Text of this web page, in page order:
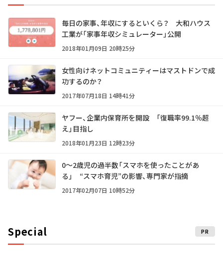
毎日の家事、年収にするといくら？ 大和ハウス
工業が「家事年収シミュレーター」公開
2018年01月09日 20時25分
女性向けネットコミュニティーはマストドンで成
功するのか？
2017年07月18日 14時41分
ヤフー、企業内保育所を開設 「復職率99.1％超
え」目指し
2018年01月23日 12時23分
0～2歳児の過半数「スマホを使ったことがあ
る」 “スマホ育児”の影響、専門家が指摘
2017年02月07日 10時52分
Special PR